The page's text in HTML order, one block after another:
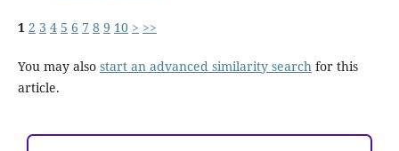
1 2 3 4 5 6 7 8 9 10 > >>
You may also start an advanced similarity searchfor this
article.